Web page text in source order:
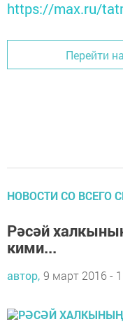
https://max.ru/
Перейти
НОВОСТИ СО ВСЕГО
Рәсәй
кими...
автор, 9 март 2016 -